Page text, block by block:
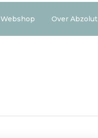
Webshop Over Abzolut